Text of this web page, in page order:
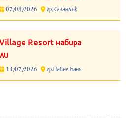
07/08/2026 гр.Казанлък
Resort набира
13/07/2026 гр.Павел Баня